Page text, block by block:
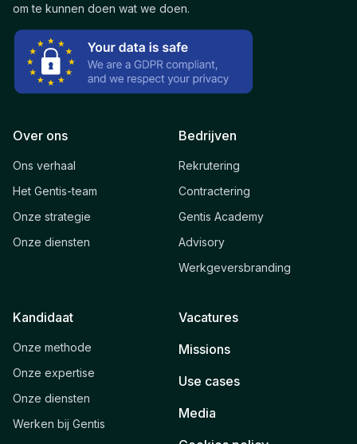
om te kunnen doen wat we doen.
Over ons
Ons verhaal
Het Gentis-team
Onze strategie
Onze diensten
Bedrijven
Rekrutering
Contractering
Gentis Academy
Advisory
Werkgeversbranding
Kandidaat
Onze methode
Onze expertise
Onze diensten
Werken bij Gentis
Vacatures
Missions
Use cases
Media